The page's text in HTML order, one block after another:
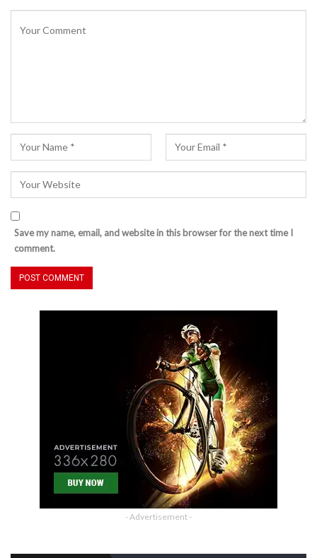
Save my name, email, and website in this browser for the next time I
comment.
- Advertisement -